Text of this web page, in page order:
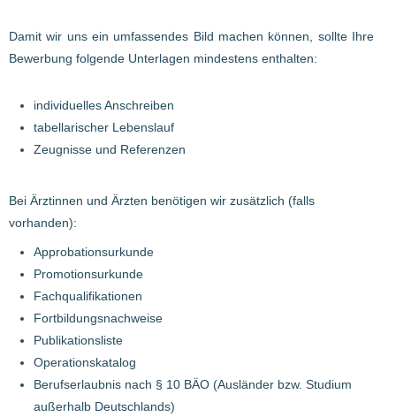
Damit wir uns ein umfassendes Bild machen können, sollte Ihre
Bewerbung folgende Unterlagen mindestens enthalten:
individuelles Anschreiben
tabellarischer Lebenslauf
Zeugnisse und Referenzen
Bei Ärztinnen und Ärzten benötigen wir zusätzlich (falls
vorhanden):
Approbationsurkunde
Promotionsurkunde
Fachqualifikationen
Fortbildungsnachweise
Publikationsliste
Operationskatalog
Berufserlaubnis nach § 10 BÄO (Ausländer bzw. Studium
außerhalb Deutschlands)